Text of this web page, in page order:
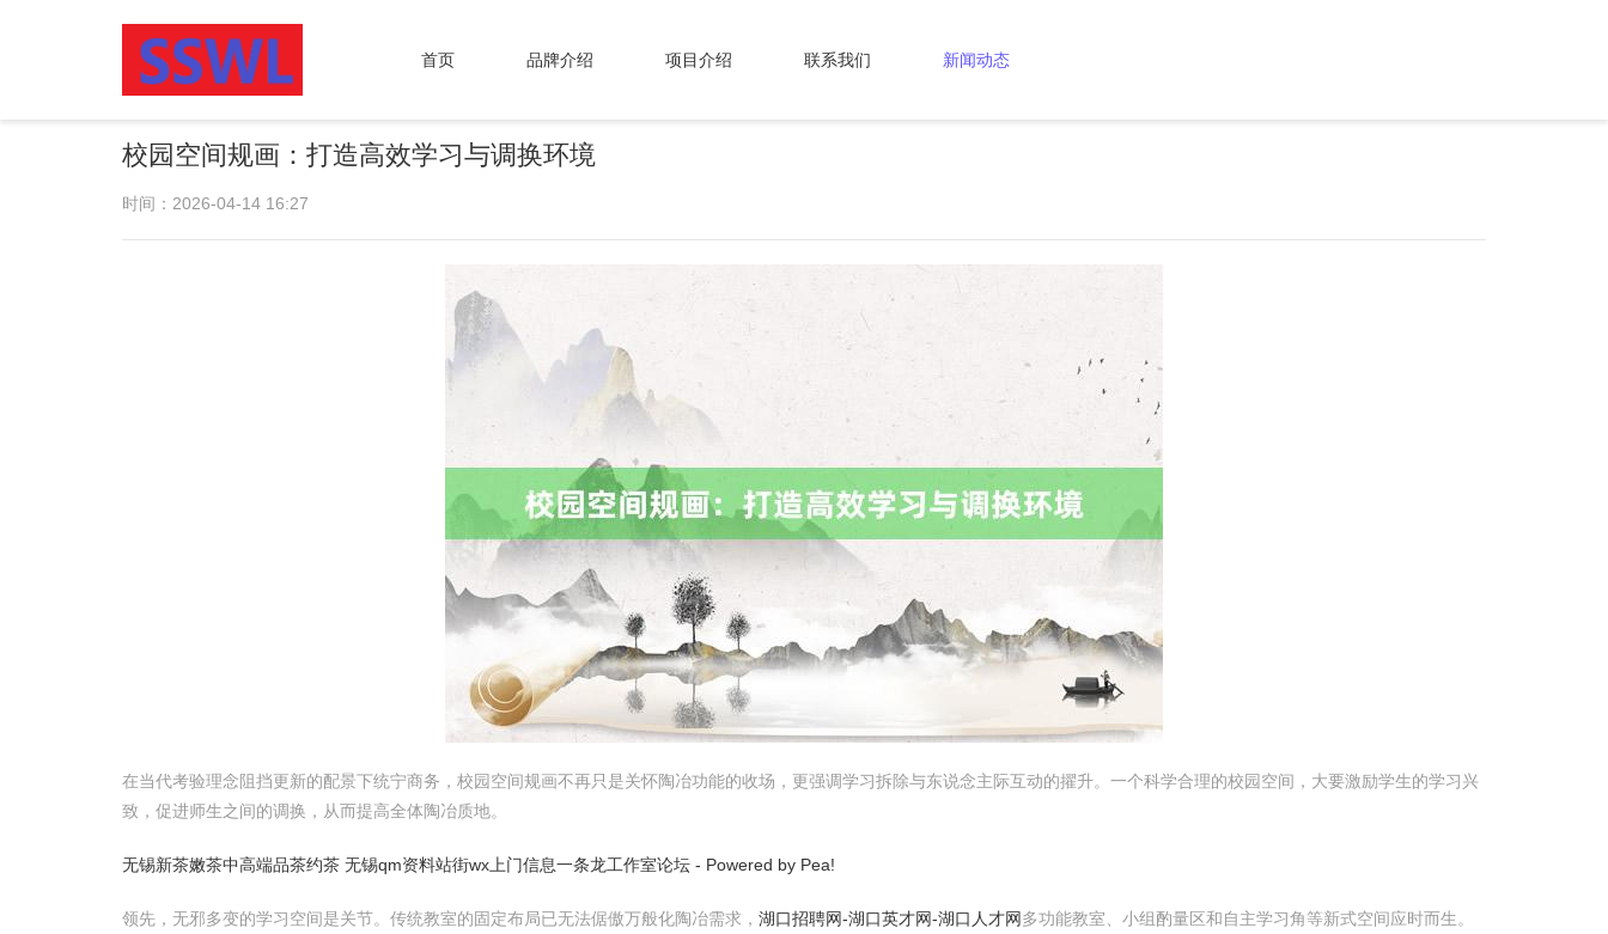
首页 品牌介绍 项目介绍 联系我们 新闻动态
校园空间规画：打造高效学习与调换环境
时间：2026-04-14 16:27
在当代考验理念阻挡更新的配景下统宁商务，校园空间规画不再只是关怀陶冶功能的收场，更强调学习拆除与东说念主际互动的擢升。一个科学合理的校园空间，大要激励学生的学习兴
致，促进师生之间的调换，从而提高全体陶冶质地。
无锡新茶嫩茶中高端品茶约茶 无锡qm资料站街wx上门信息一条龙工作室论坛 - Powered by Pea!
领先，无邪多变的学习空间是关节。传统教室的固定布局已无法倨傲万般化陶冶需求， 湖口招聘网-湖口英才网-湖口人才网多功能教室、小组酌量区和自主学习角等新式空间应时而生。